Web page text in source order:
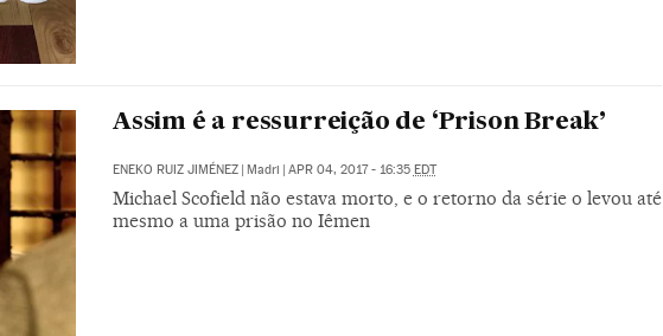
Assim é a ressurreição de ‘Prison Break’
ENEKO RUIZ JIMÉNEZ Madri APR 04, 2017 - 16:35 EDT
Michael Scofield não estava morto, e o retorno da série o levou até
mesmo a uma prisão no Iêmen